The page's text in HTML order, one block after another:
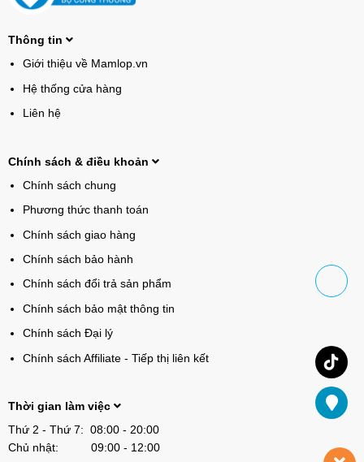
Thông tin
Giới thiệu về Mamlop.vn
Hệ thống cửa hàng
Liên hệ
Chính sách & điều khoản
Chính sách chung
Phương thức thanh toán
Chính sách giao hàng
Chính sách bảo hành
Chính sách đổi trả sản phẩm
Chính sách bảo mật thông tin
Chính sách Đại lý
Chính sách Affiliate - Tiếp thị liên kết
Thời gian làm việc
Thứ 2 - Thứ 7: 08:00 - 20:00
Chủ nhật: 09:00 - 12:00